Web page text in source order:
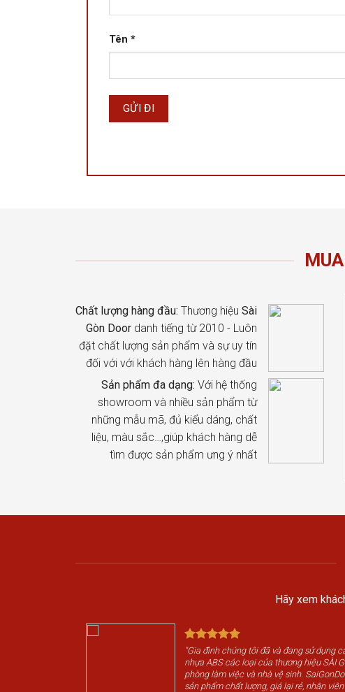
Tên *
Chất lượng hàng đầu: Thương hiệu Sài
Gòn Doordanh tiếng từ 2010 - Luôn
đặt chất lượng sản phẩm và sự uy tín
đối với với khách hàng lên hàng đầu
Sản phẩm đa dạng: Với hệ thống
showroom và nhiều sản phẩm từ
những mẫu mã, đủ kiểu dáng, chất
liệu, màu sắc…,giúp khách hàng dễ
tìm được sản phẩm ưng ý nhất
Hãy xem
"Gia đình chúng tôi đã và đang sử dụng
nhựa ABS các loại của thương hiệu SÀI
phòng làm việc và nhà vệ sinh.
sản phẩm chất lượng, giá lại rẻ, nhân